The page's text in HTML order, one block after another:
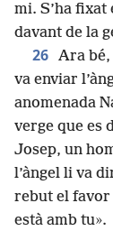
mi. S’ha fixat
davant de la
26 Ara bé,
va enviar
anomenada
verge que es
Josep, un
l’àngel li va
rebut el favor
està amb tu».